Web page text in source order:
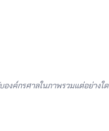
งค์กรศาลในภาพรวมแต่อย่างใด